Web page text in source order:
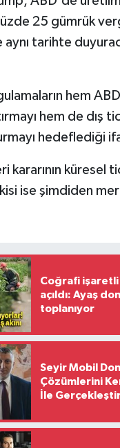
25 gümrük
tarihte
hem
hem de dış
hedeflediği
kararının küresel
ise şimdiden
Coğrafi
açıldı: Ayaş
toplanıyor
Seyir Mobil
Çözümlerini
İle